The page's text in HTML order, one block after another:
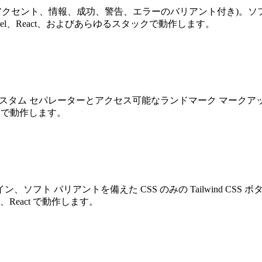
セント、情報、成功、警告、エラーのバリアント付き)。
React、およびあらゆるスタックで動作します。
タム セパレーターとアクセス可能なランドマーク マーク
動作します。
、ソフト バリアントを備えた CSS のみの Tailwind CSS
React で動作します。